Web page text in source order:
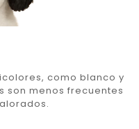
como blanco y
son menos frecuentes